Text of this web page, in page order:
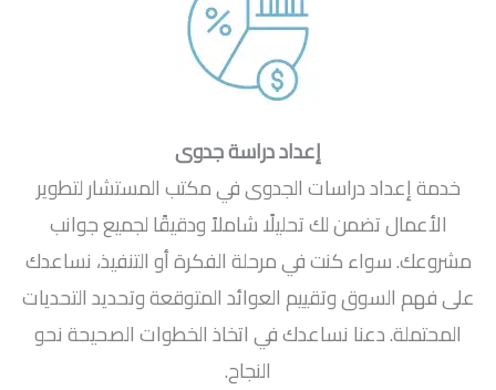
إعداد دراسة جدوى
خدمة إعداد دراسات الجدوى في مكتب المستشار لتطوير
الأعمال تضمن لك تحليلًا شاملاً ودقيقًا لجميع جوانب
مشروعك. سواء كنت في مرحلة الفكرة أو التنفيذ، نساعدك
على فهم السوق وتقييم العوائد المتوقعة وتحديد التحديات
المحتملة. دعنا نساعدك في اتخاذ الخطوات الصحيحة نحو
النجاح.